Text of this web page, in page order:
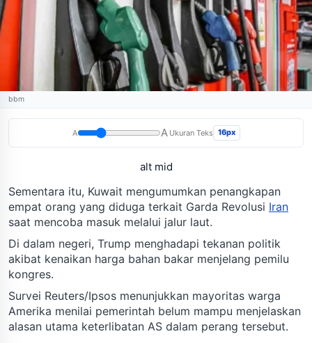
bbm
A A Ukuran Teks 16px
alt mid
Sementara itu, Kuwait mengumumkan penangkapan
empat orang yang diduga terkait Garda Revolusi Iran
saat mencoba masuk melalui jalur laut.
Di dalam negeri, Trump menghadapi tekanan politik
akibat kenaikan harga bahan bakar menjelang pemilu
kongres.
Survei Reuters/Ipsos menunjukkan mayoritas warga
Amerika menilai pemerintah belum mampu menjelaskan
alasan utama keterlibatan AS dalam perang tersebut.